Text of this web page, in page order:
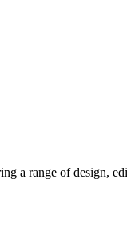
a range of design,